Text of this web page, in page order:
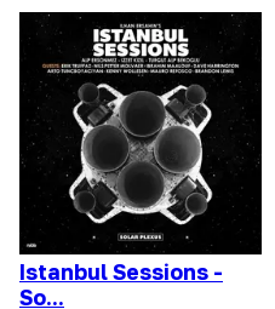
Istanbul Sessions -
So...